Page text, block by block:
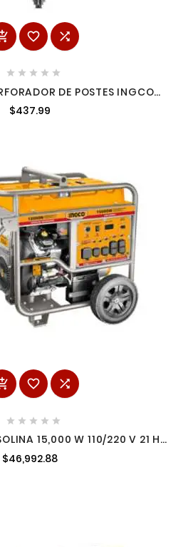
 
    
DE POSTES INGCO
GEA55221-2
$437.99
 
    
15,000 W 110/220 V 21 HP
INGCO UGE150006ES
$46,992.88